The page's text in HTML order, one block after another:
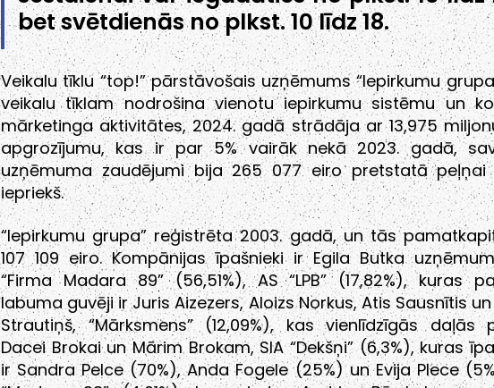
bet svētdienās no plkst. 10 līdz 18.
Veikalu tīklu “top!” pārstāvošais uzņēmums “Iepirkumu
veikalu tīklam nodrošina vienotu iepirkumu sistēmu un
mārketinga aktivitātes, 2024. gadā strādāja ar 13,975
apgrozījumu, kas ir par 5% vairāk nekā 2023. gadā,
uzņēmuma zaudējumi bija 265 077 eiro pretstatā peļņai
iepriekš.
“Iepirkumu grupa” reģistrēta 2003. gadā, un tās
107 109 eiro. Kompānijas īpašnieki ir Egila Butka
“Firma Madara 89” (56,51%), AS “LPB” (17,82%), kuras
labuma guvēji ir Juris Aizezers, Aloizs Norkus, Atis Sausnītis
Strautiņš, “Mārksmens” (12,09%), kas vienlīdzīgās daļās
Dacei Brokai un Mārim Brokam, SIA “Dekšņi” (6,3%), kuras
ir Sandra Pelce (70%), Anda Fogele (25%) un Evija Plece